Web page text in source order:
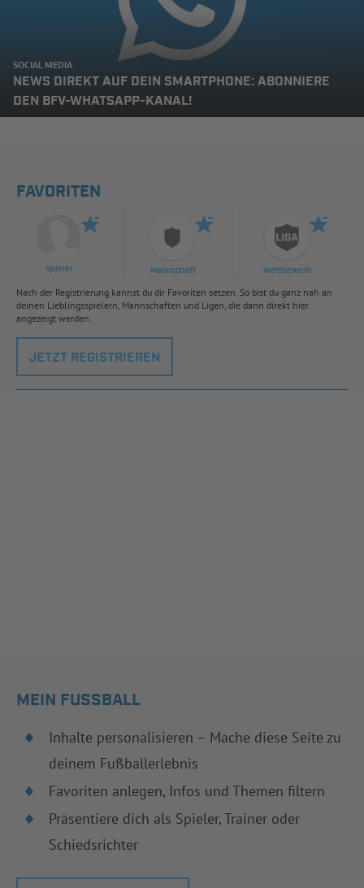
SOCIAL MEDIA
NEWS DIREKT AUF DEIN SMARTPHONE: ABONNIERE
DEN BFV-WHATSAPP-KANAL!
FAVORITEN
Spieler Mannschaft Wettbewerb
Nach der Registrierung kannst du dir Favoriten setzen. So bist du ganz nah an
deinen Lieblingsspielern, Mannschaften und Ligen, die dann direkt hier
angezeigt werden.
JETZT REGISTRIEREN
MEIN FUSSBALL
Inhalte personalisieren – Mache diese Seite zu
deinem Fußballerlebnis
Favoriten anlegen, Infos und Themen filtern
Präsentiere dich als Spieler, Trainer oder
Schiedsrichter